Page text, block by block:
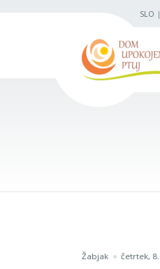
SLO |
Žabjak četrtek,